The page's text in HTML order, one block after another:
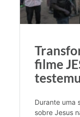
filme
Durante uma
sobre Jesus